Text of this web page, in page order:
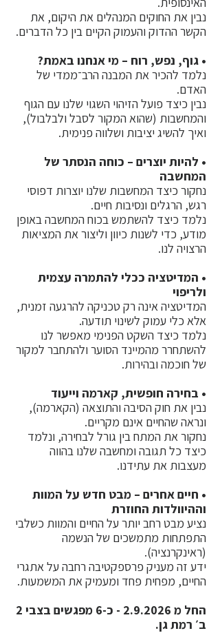
נבין את החוקים המנהלים את היקום, את
הקשר ההדוק והעמוק הקיים בין כל הדברים.
• גוף, נפש, רוח – מי אנחנו באמת?
נלמד להכיר את המבנה הרב־ממדי של
האדם.
נבין כיצד פועל הזיהוי השגוי שלנו עם הגוף
והמחשבות (שהוא המקור לסבל ולבלבול),
ואיך להשיג יציבות ושלווה פנימית.
• להיות יוצרים – כוחה הנסתר של
המחשבה
נחקור כיצד המחשבות שלנו יוצרות דפוסי
רגש, הרגלים ונסיבות חיים.
נלמד כיצד להשתמש בכוח המחשבה באופן
מודע, כדי לשנות כיוון וליצור את המציאות
הרצויה לנו.
• המדיטציה ככלי להתמרה עצמית
ולריפוי
המדיטציה אינה רק טכניקה להרגעה זמנית,
אלא כלי עמוק לשינוי תודעה.
נלמד כיצד השקט הפנימי מאפשר לנו
להשתחרר מהמיינד הסוער ולהתחבר למקור
של חוכמה ובהירות.
• בחירה חופשית, קארמה וייעוד
נבין את חוק הסיבה והתוצאה (הקארמה),
ונראה שהחיים אינם מקריים.
נחקור את המתח בין גורל לבחירה, ונלמד
כיצד כל תגובה ומחשבה שלנו בהווה
מעצבות את עתידנו.
• חיים אחרים – מבט חדש על המוות
וההיוולדות החוזרת
נציע מבט רחב יותר על החיים והמוות כשלבי
התפתחות מתמשכים של הנשמה
(ראינקרנציה).
ידע זה מעניק פרספקטיבה רחבה על אתגרי
החיים, מפחית פחד ומעמיק את המשמעות.
החל מ 2.9.2026 - כ-6 מפגשים בצבי 2
ב׳ רמת גן.